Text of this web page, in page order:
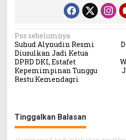
Navigasi
pos
Pos sebelumnya
Suhud Alynudin Resmi
Diusulkan Jadi Ketua
DPRD DKI, Estafet
Kepemimpinan Tunggu
Restu Kemendagri
Tinggalkan Balasan